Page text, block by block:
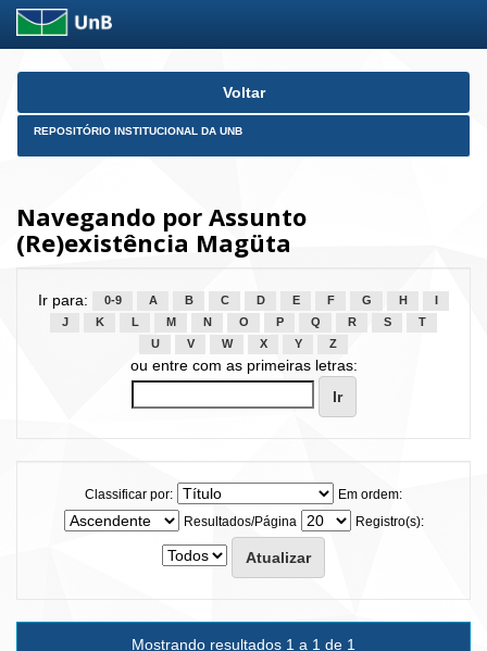
Skip
Voltar
REPOSITÓRIO INSTITUCIONAL DA UNB
Navegando por Assunto
(Re)existência Magüta
Ir para: 0-9 A B C D E F G H
J
K L M N O P Q R S
T
U
V W X Y Z
ou entre com as primeiras letras:
Classificar por:
Em ordem:
Resultados/Página
Registro(s):
Mostrando resultados 1 a 1 de 1